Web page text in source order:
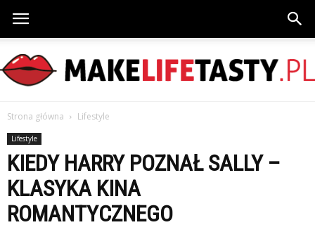
Strona główna Lifestyle
Lifestyle
KIEDY HARRY POZNAŁ SALLY –
KLASYKA KINA
ROMANTYCZNEGO